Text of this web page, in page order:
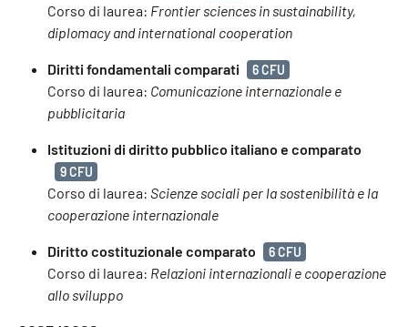
Corso di laurea: Frontier sciences in sustainability,
diplomacy and international cooperation
Diritti fondamentali comparati 6 CFU
Corso di laurea: Comunicazione internazionale e
pubblicitaria
Istituzioni di diritto pubblico italiano e comparato
9 CFU
Corso di laurea: Scienze sociali per la sostenibilità e la
cooperazione internazionale
Diritto costituzionale comparato 6 CFU
Corso di laurea: Relazioni internazionali e cooperazione
allo sviluppo